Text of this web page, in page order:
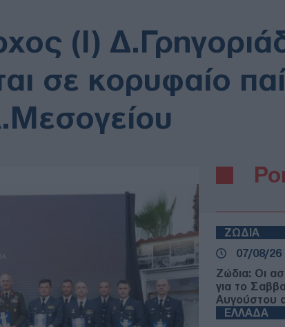
ΥΓΕΙΑ
(Ι)
σε κορυφαίο
ΖΩΔΙΑ
07/08/26
Ζώδια: Οι
για το
Αυγούστου
ΕΛΛΑΔΑ